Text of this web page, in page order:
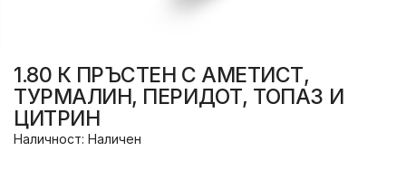
1.80 К ПРЪСТЕН С АМЕТИСТ,
ТУРМАЛИН, ПЕРИДОТ, ТОПАЗ И
ЦИТРИН
Наличност: Наличен